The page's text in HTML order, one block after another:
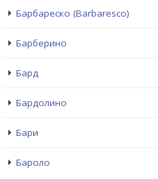
Барбареско (Barbaresco)
Барберино
Бард
Бардолино
Бари
Бароло